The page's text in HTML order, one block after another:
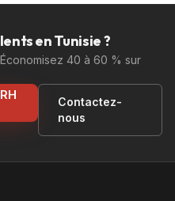
en Tunisie ?
40 à 60 % sur
Contactez-
nous